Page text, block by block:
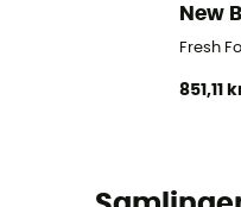
New
Fresh
851,11